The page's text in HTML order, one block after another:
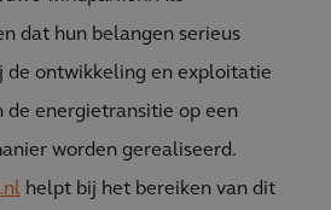
dat hun belangen serieus
de ontwikkeling en exploitatie
de energietransitie op een
worden gerealiseerd.
helpt bij het bereiken van dit